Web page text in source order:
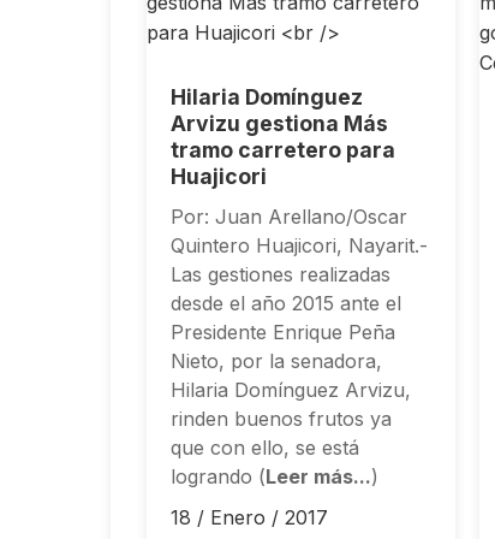
Hilaria Domínguez
Arvizu gestiona Más
tramo carretero para
Huajicori
Por: Juan Arellano/Oscar
Quintero Huajicori, Nayarit.-
Las gestiones realizadas
desde el año 2015 ante el
Presidente Enrique Peña
Nieto, por la senadora,
Hilaria Domínguez Arvizu,
rinden buenos frutos ya
que con ello, se está
logrando (Leer más...)
18 / Enero / 2017